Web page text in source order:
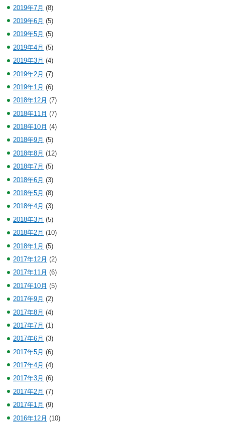
2019年7月 (8)
2019年6月 (5)
2019年5月 (5)
2019年4月 (5)
2019年3月 (4)
2019年2月 (7)
2019年1月 (6)
2018年12月 (7)
2018年11月 (7)
2018年10月 (4)
2018年9月 (5)
2018年8月 (12)
2018年7月 (5)
2018年6月 (3)
2018年5月 (8)
2018年4月 (3)
2018年3月 (5)
2018年2月 (10)
2018年1月 (5)
2017年12月 (2)
2017年11月 (6)
2017年10月 (5)
2017年9月 (2)
2017年8月 (4)
2017年7月 (1)
2017年6月 (3)
2017年5月 (6)
2017年4月 (4)
2017年3月 (6)
2017年2月 (7)
2017年1月 (9)
2016年12月 (10)